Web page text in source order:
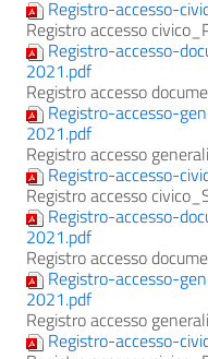
Registro-accesso-
Registro accesso
Registro-accesso-
2021.pdf
Registro accesso
Registro-accesso-
2021.pdf
Registro accesso
Registro-accesso-
Registro accesso
Registro-accesso-
2021.pdf
Registro accesso
Registro-accesso-
2021.pdf
Registro accesso
Registro-accesso-